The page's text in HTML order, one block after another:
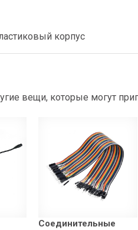
корпус
вещи, которые могут
Соединительные